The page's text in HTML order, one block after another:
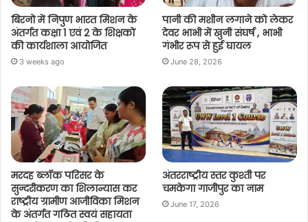
बिरनो में निपुण भारत मिशन के
अंतर्गत कक्षा 1 एवं 2 के शिक्षकों
की कार्यशाला आयोजित
3 weeks ago
पानी की मशीन लगाने को लेकर
देवर भाभी में खुनी संघर्ष , भाभी
गंभीर रूप से हुई घायल
June 28, 2026
मरदह ब्लॉक परिसर के
सुन्दरीकरण का शिलान्यास कर
राष्ट्रीय ग्रामीण आजीविका मिशन
के अंतर्गत गठित स्वयं सहायता
अंतरराष्ट्रीय स्तर कुश्ती पर
चमकेगा गाजीपुर का नाम
June 17, 2026